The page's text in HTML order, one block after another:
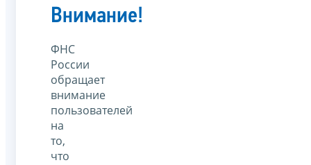
Внимание!
ФНС
России
обращает
внимание
пользователей
на
то,
что